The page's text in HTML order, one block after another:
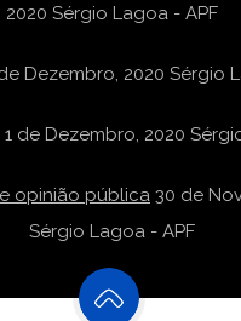
2020 Sérgio Lagoa - APF
Dezembro, 2020 Sérgio
1 de Dezembro, 2020
opinião pública 30 de
Sérgio Lagoa - APF